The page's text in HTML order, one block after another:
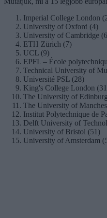
Imperial College London
University of Oxford (4)
University of Cambridge
ETH Zürich (7)
UCL (9)
EPFL – École
Technical University of
Université PSL (28)
King's College London
The University of
The University of
Institut Polytechnique de
Delft University of
University of Bristol (51)
University of Amsterdam